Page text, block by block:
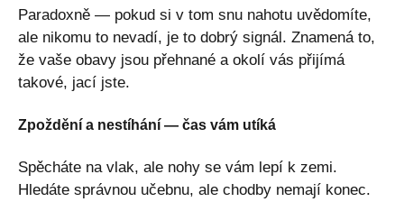
Paradoxně — pokud si v tom snu nahotu uvědomíte,
ale nikomu to nevadí, je to dobrý signál. Znamená to,
že vaše obavy jsou přehnané a okolí vás přijímá
takové, jací jste.
Zpoždění a nestíhání — čas vám utíká
Spěcháte na vlak, ale nohy se vám lepí k zemi.
Hledáte správnou učebnu, ale chodby nemají konec.